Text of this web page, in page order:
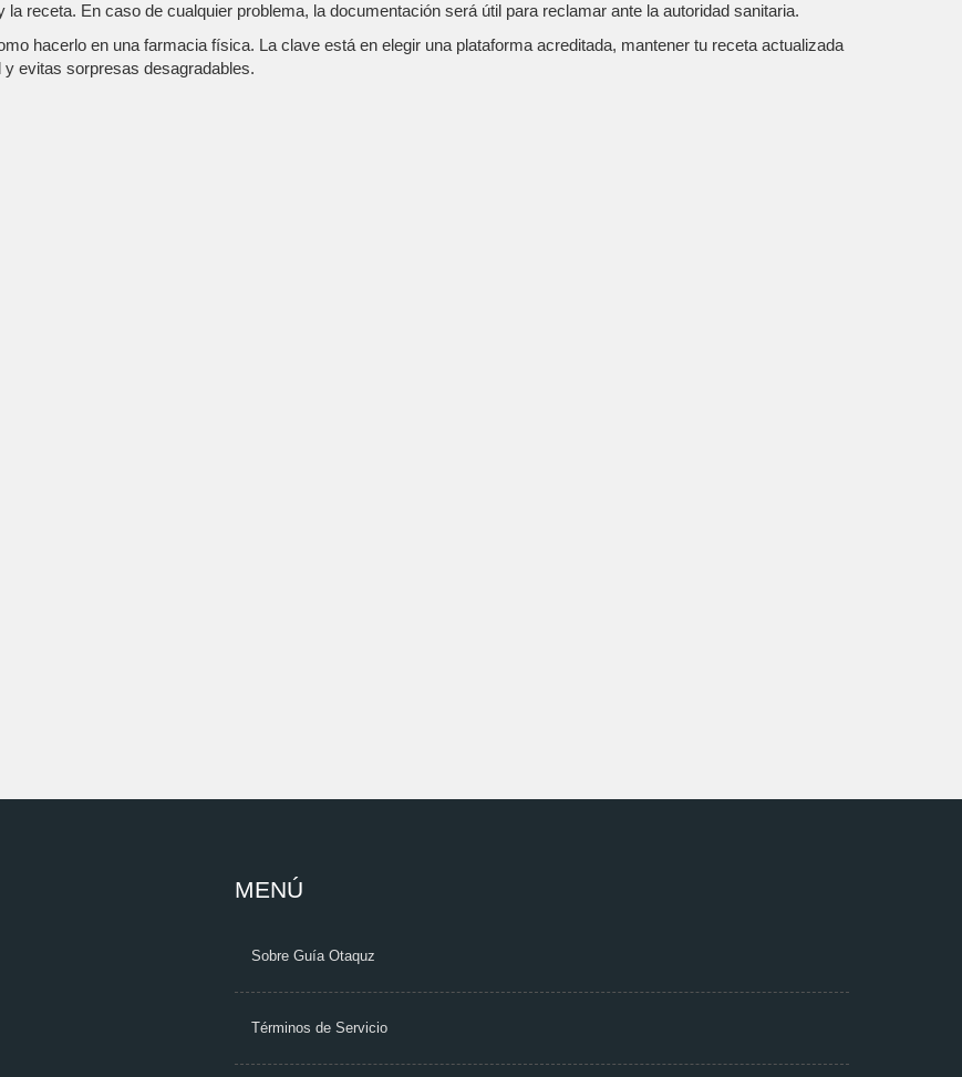
receta. En caso de cualquier problema, la documentación será útil para reclamar ante la autoridad sanitaria.
hacerlo en una farmacia física. La clave está en elegir una plataforma acreditada, mantener tu receta actualizada
evitas sorpresas desagradables.
MENÚ
Sobre Guía Otaquz
Términos de Servicio